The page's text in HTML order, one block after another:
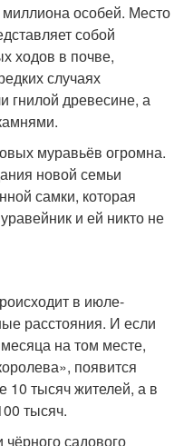
особей. Место
собой
ходов в почве,
случаях
гнилой древесине, а
муравьёв огромна.
новой семьи
самки, которая
и ей никто не
в июле-
расстояния. И если
на том месте,
появится
10 тысяч жителей, а в
тысяч.
садового